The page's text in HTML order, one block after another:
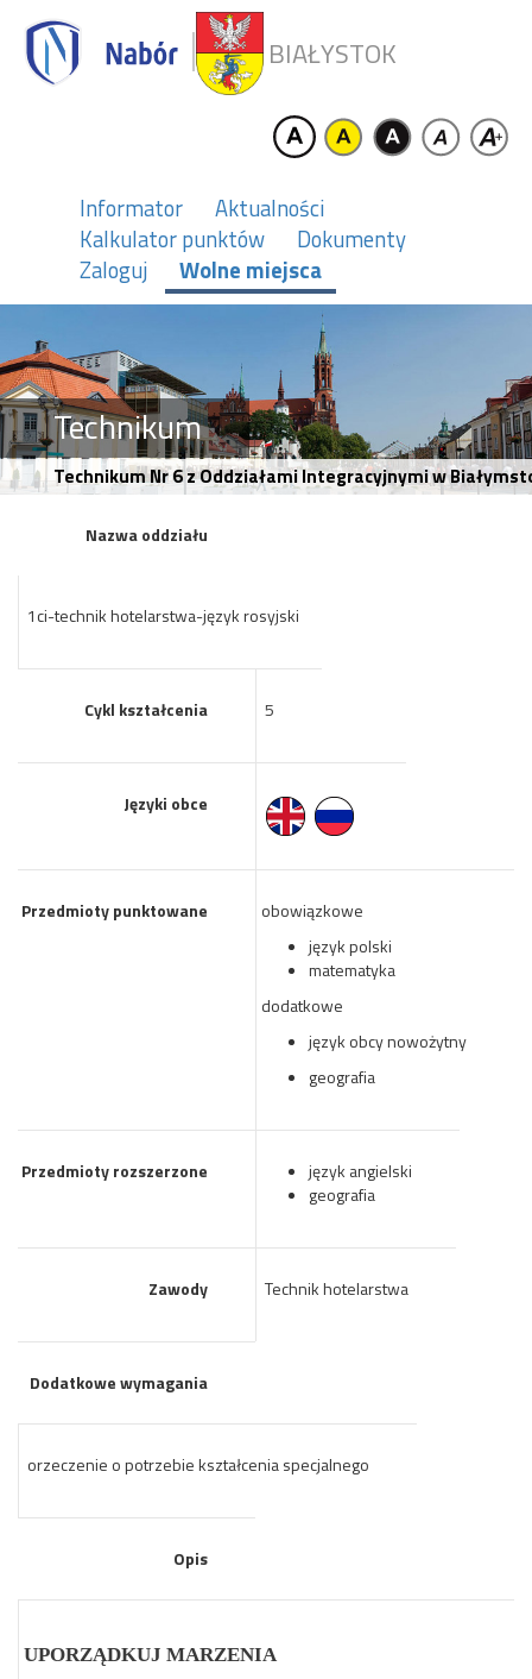
BIAŁYSTOK
Informator
Aktualności
Kalkulator punktów
Dokumenty
Zaloguj
Wolne miejsca
Technikum
Technikum Nr 6 z Oddziałami Integracyjnymi w
Nazwa oddziału
1ci-technik hotelarstwa-język rosyjski
Cykl kształcenia 5
Języki obce
Przedmioty punktowane
obowiązkowe
język polski
matematyka
dodatkowe
język obcy nowożytny
geografia
Przedmioty rozszerzone
język angielski
geografia
Zawody Technik hotelarstwa
Dodatkowe wymagania
orzeczenie o potrzebie kształcenia specjalnego
Opis
UPORZĄDKUJ MARZENIA